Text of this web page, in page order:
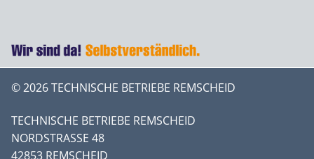
© 2026 TECHNISCHE BETRIEBE REMSCHEID
TECHNISCHE BETRIEBE REMSCHEID
NORDSTRASSE 48
42853 REMSCHEID